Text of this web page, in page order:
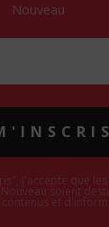
Nouveau
j'accepte que les
soient
et